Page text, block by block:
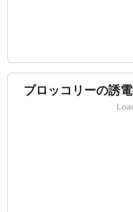
ブロッコリーの誘